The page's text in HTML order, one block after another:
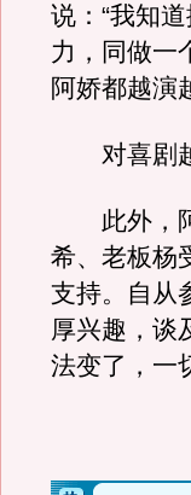
说：“我知
力，同做一
阿娇都越演
对喜剧
此外，阿
希、老板杨
支持。自从
厚兴趣，谈
法变了，一